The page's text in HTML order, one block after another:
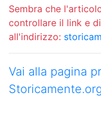
Sembra che
controllare il link e
all'indirizzo:
Vai alla pagina